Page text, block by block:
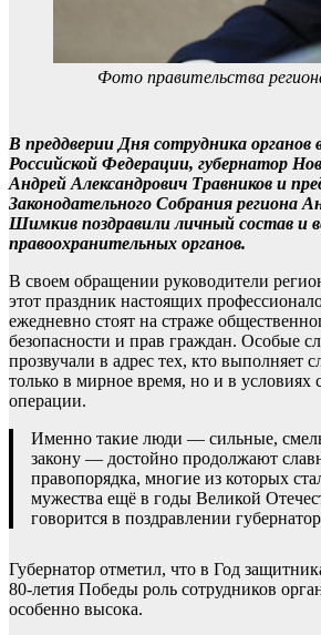
Фото правительства
В преддверии Дня сотрудника органов
Российской Федерации, губернатор
Андрей Александрович Травников и
Законодательного Собрания региона
Шимкив поздравили личный состав и
правоохранительных органов.
В своем обращении руководители
этот праздник настоящих
ежедневно стоят на страже
безопасности и прав граждан. Особые
прозвучали в адрес тех, кто выполняет
только в мирное время, но и в условиях
операции.
Именно такие люди — сильные,
закону — достойно продолжают
правопорядка, многие из которых
мужества ещё в годы Великой
говорится в поздравлении
Губернатор отметил, что в Год
80-летия Победы роль сотрудников
особенно высока.